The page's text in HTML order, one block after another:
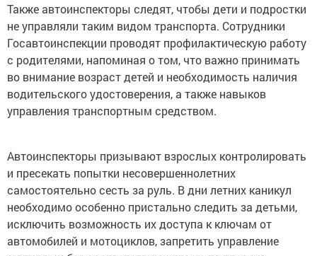
Также автоинспекторы следят, чтобы дети и подростки
не управляли таким видом транспорта. Сотрудники
Госавтоинспекции проводят профилактическую работу
с родителями, напоминая о том, что важно принимать
во внимание возраст детей и необходимость наличия
водительского удостоверения, а также навыков
управления транспортным средством.
Автоинспекторы призывают взрослых контролировать
и пресекать попытки несовершеннолетних
самостоятельно сесть за руль. В дни летних каникул
необходимо особенно пристально следить за детьми,
исключить возможность их доступа к ключам от
автомобилей и мотоциклов, запретить управление